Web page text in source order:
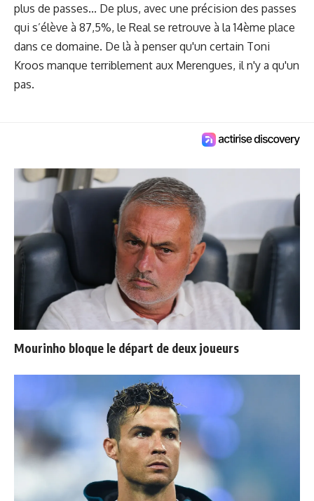
plus de passes... De plus, avec une précision des passes
qui s’élève à 87,5%, le Real se retrouve à la 14ème place
dans ce domaine. De là à penser qu'un certain Toni
Kroos manque terriblement aux Merengues, il n'y a qu'un
pas.
Mourinho bloque le départ de deux joueurs